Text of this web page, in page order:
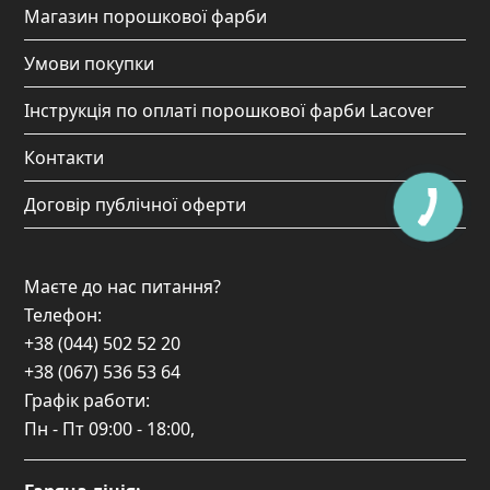
Магазин порошкової фарби
Умови покупки
Інструкція по оплаті порошкової фарби Lacover
Контакти
Договір публічної оферти
Маєте до нас питання?
Телефон:
+38 (044) 502 52 20
+38 (067) 536 53 64
Графік работи:
Пн - Пт 09:00 - 18:00,